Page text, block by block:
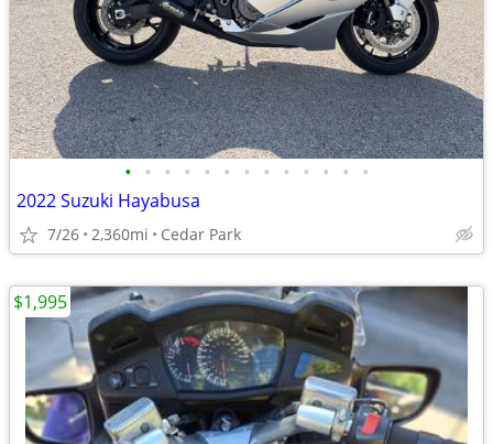
• • • • • • • • • • • • •
2022 Suzuki Hayabusa
7/26 2,360mi Cedar Park
$1,995